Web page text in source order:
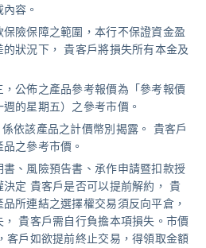
登入
容。
險保障之範圍，本行不保證資金盈
狀況下， 貴客戶將損失所有本金及
公佈之產品參考報價為「參考報價
的星期五）之參考市價。
依該產品之計價幣別揭露。 貴客戶
之參考市價。
、風險預告書、承作申請暨扣款授
定 貴客戶是否可以提前解約， 貴
所連結之選擇權交易須反向平倉，
貴客戶需自行負擔本項損失。市價
客戶如欲提前終止交易，得領取金額